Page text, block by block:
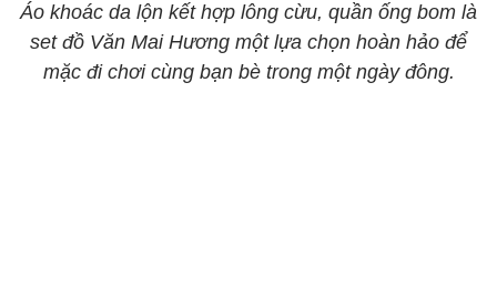
Áo khoác da lộn kết hợp lông cừu, quần ống bom là
set đồ Văn Mai Hương một lựa chọn hoàn hảo để
mặc đi chơi cùng bạn bè trong một ngày đông.